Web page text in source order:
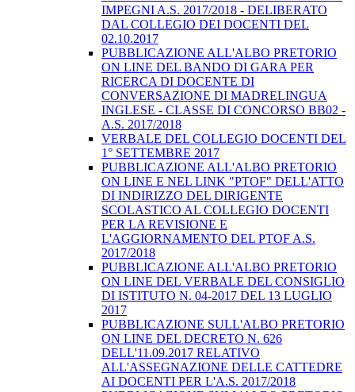
IMPEGNI A.S. 2017/2018 - DELIBERATO
DAL COLLEGIO DEI DOCENTI DEL
02.10.2017
PUBBLICAZIONE ALL'ALBO PRETORIO
ON LINE DEL BANDO DI GARA PER
RICERCA DI DOCENTE DI
CONVERSAZIONE DI MADRELINGUA
INGLESE - CLASSE DI CONCORSO BB02 -
A.S. 2017/2018
VERBALE DEL COLLEGIO DOCENTI DEL
1° SETTEMBRE 2017
PUBBLICAZIONE ALL'ALBO PRETORIO
ON LINE E NEL LINK "PTOF" DELL'ATTO
DI INDIRIZZO DEL DIRIGENTE
SCOLASTICO AL COLLEGIO DOCENTI
PER LA REVISIONE E
L'AGGIORNAMENTO DEL PTOF A.S.
2017/2018
PUBBLICAZIONE ALL'ALBO PRETORIO
ON LINE DEL VERBALE DEL CONSIGLIO
DI ISTITUTO N. 04-2017 DEL 13 LUGLIO
2017
PUBBLICAZIONE SULL'ALBO PRETORIO
ON LINE DEL DECRETO N. 626
DELL'11.09.2017 RELATIVO
ALL'ASSEGNAZIONE DELLE CATTEDRE
AI DOCENTI PER L'A.S. 2017/2018